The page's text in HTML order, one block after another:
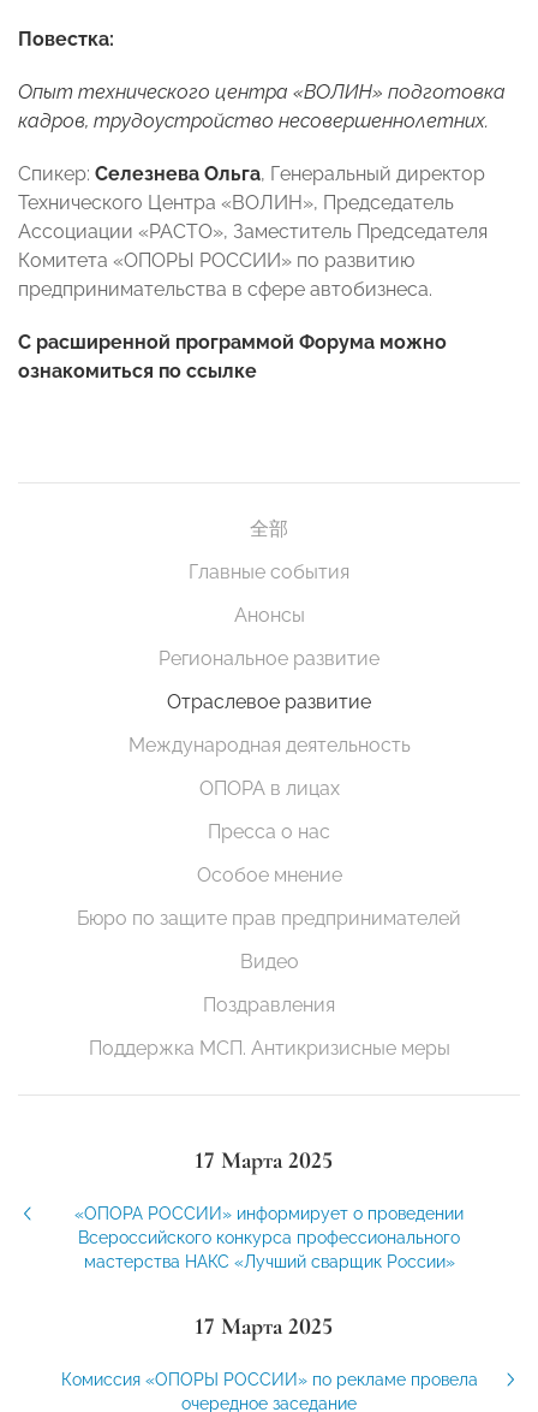
Повестка:
Опыт технического центра «ВОЛИН» подготовка
кадров, трудоустройство несовершеннолетних.
Спикер: Селезнева Ольга, Генеральный директор
Технического Центра «ВОЛИН», Председатель
Ассоциации «РАСТО», Заместитель Председателя
Комитета «ОПОРЫ РОССИИ» по развитию
предпринимательства в сфере автобизнеса.
С расширенной программой Форума можно
ознакомиться по ссылке
全部
Главные события
Анонсы
Региональное развитие
Отраслевое развитие
Международная деятельность
ОПОРА в лицах
Пресса о нас
Особое мнение
Бюро по защите прав предпринимателей
Видео
Поздравления
Поддержка МСП. Антикризисные меры
17 Марта 2025
«ОПОРА РОССИИ» информирует о проведении
Всероссийского конкурса профессионального
мастерства НАКС «Лучший сварщик России»
17 Марта 2025
Комиссия «ОПОРЫ РОССИИ» по рекламе провела
очередное заседание